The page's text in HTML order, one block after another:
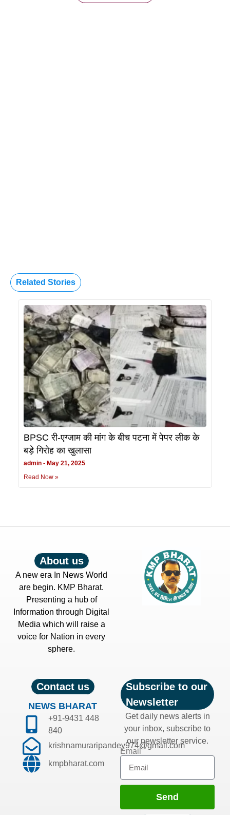
Related Stories
BPSC री-एग्जाम की मांग के बीच पटना में पेपर लीक के
बड़े गिरोह का खुलासा
admin
May 21, 2025
Read Now »
About us
A new era In News World
are begin. KMP Bharat.
Presenting a hub of
Information through Digital
Media which will raise a
voice for Nation in every
sphere.
Contact us
NEWS BHARAT
+91-9431 448
840
krishnamuraripandey974@gmail.com
kmpbharat.com
Subscribe to our
Newsletter
Get daily news alerts in
your inbox, subscribe to
our newsletter service.
Email
Send